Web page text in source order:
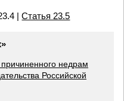
|Статья 23.5
недрам
Российской